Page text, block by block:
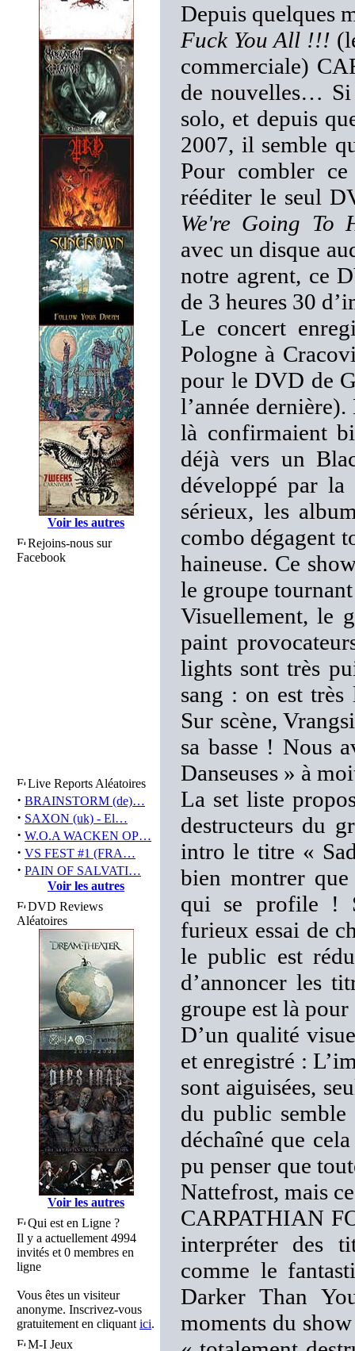
Voir les autres
Rejoins-nous sur
Facebook
Live Reports Aléatoires
· BRAINSTORM (de)…
· SAXON (uk) - El…
· W.O.A WACKEN OP…
· VS FEST #1 (FRA…
· PAIN OF SALVATI…
Voir les autres
DVD Reviews
Aléatoires
Voir les autres
Qui est en Ligne ?
Il y a actuellement 4994
invités et 0 membres en
ligne
Vous êtes un visiteur
anonyme. Inscrivez-vous
gratuitement en cliquant ici.
M-I Jeux
Depuis quelques
Fuck You All !!!
commerciale)
de nouvelles… Si
solo, et depuis
2007, il semble
Pour combler
rééditer le seul
We're Going To
avec un disque
notre agrent, ce
de 3 heures 30
Le concert
Pologne à
pour le DVD de
l’année
là confirmaient
déjà vers un
développé par la
sérieux, les
combo dégagent
haineuse. Ce
le groupe
Visuellement, le
paint
lights sont très
sang : on est très
Sur scène,
sa basse ! Nous
Danseuses » à
La set liste
destructeurs du
intro le titre «
bien montrer que
qui se profile !
furieux essai de
le public est
d’annoncer les
groupe est là
D’un qualité
et enregistré :
sont aiguisées,
du public
déchaîné que
pu penser que
Nattefrost, mais
CARPATHIAN
interpréter des
comme le
Darker Than
moments du